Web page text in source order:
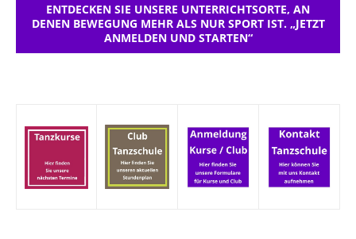
ENTDECKEN SIE UNSERE UNTERRICHTSORTE, AN
DENEN BEWEGUNG MEHR ALS NUR SPORT IST. „JETZT
ANMELDEN UND STARTEN“